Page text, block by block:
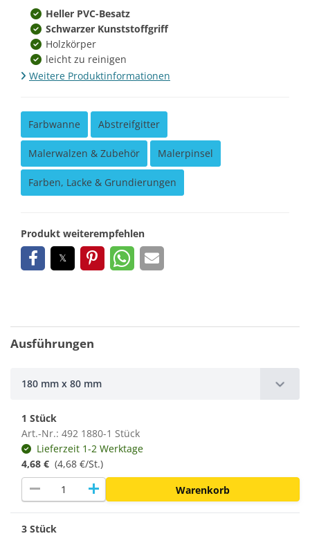
Heller PVC-Besatz
Schwarzer Kunststoffgriff
Holzkörper
leicht zu reinigen
Weitere Produktinformationen
Farbwanne Abstreifgitter
Malerwalzen & Zubehör Malerpinsel
Farben, Lacke & Grundierungen
Produkt weiterempfehlen
Ausführungen
180 mm x 80 mm
1 Stück
Art.-Nr.: 492 1880-1 Stück
Lieferzeit 1-2 Werktage
4,68 € (4,68 €/St.)
remove add Warenkorb
3 Stück